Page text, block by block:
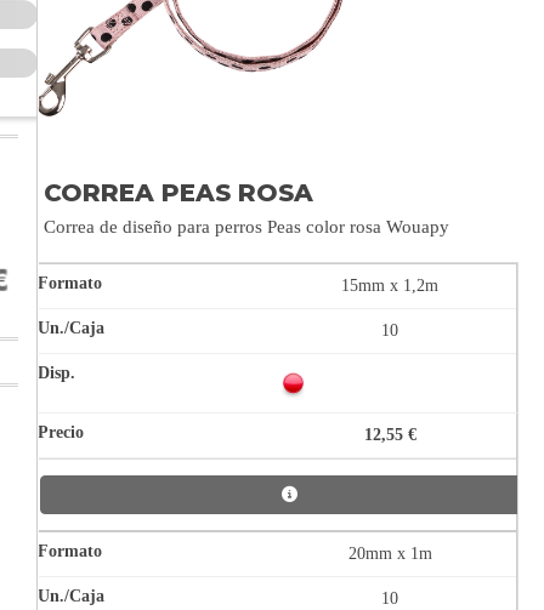
CORREA PEAS ROSA
Correa de diseño para perros Peas color rosa Wouapy
15mm x 1,2m
10
12,55 €
20mm x 1m
10